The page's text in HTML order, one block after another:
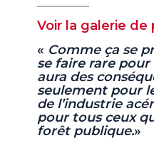
Voir la galerie de
« Comme ça se
se faire rare pour
aura des
seulement pour
de l’industrie
pour tous ceux
forêt publique.»